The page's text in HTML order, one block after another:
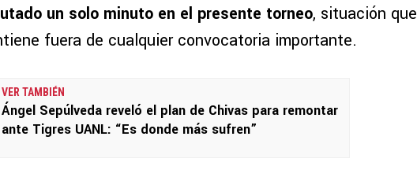
un solo minuto en el presente torneo, situación que
fuera de cualquier convocatoria importante.
VER TAMBIÉN
Ángel Sepúlveda reveló el plan de Chivas para remontar
ante Tigres UANL: “Es donde más sufren”